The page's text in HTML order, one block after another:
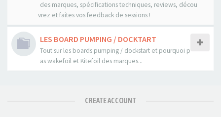
des marques, spécifications techniques, reviews, décou
vrez et faites vos feedback de sessions !
LES BOARD PUMPING / DOCKTART
Tout sur les boards pumping / dockstart et pourquoi p
as wakefoil et Kitefoil des marques...
CREATE ACCOUNT